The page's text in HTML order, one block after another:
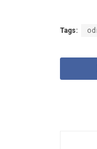
Tags: